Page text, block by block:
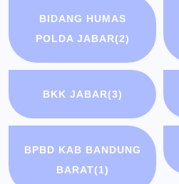
BIDANG HUMAS
POLDA JABAR(2)
BKK JABAR(3)
BPBD KAB BANDUNG
BARAT(1)